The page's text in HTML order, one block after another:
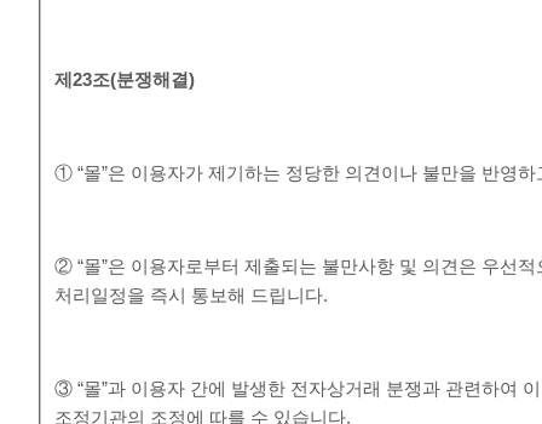
제23조(분쟁해결)
① “몰”은 이용자가 제기하는 정당한 의견이나 불만을 반영
② “몰”은 이용자로부터 제출되는 불만사항 및 의견은 우선
처리일정을 즉시 통보해 드립니다.
③ “몰”과 이용자 간에 발생한 전자상거래 분쟁과 관련하여
조정기관의 조정에 따를 수 있습니다.